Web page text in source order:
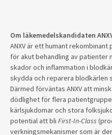
Om läkemedelskandidaten
ANXV är ett humant
för akut behandling av patienter
skador och inflammation i
skydda och reparera blodkärlen
Därmed förväntas ANXV att
dödlighet för flera
kärlsjukdomar och stora
potential att bli First-In-Class
verkningsmekanismer som är